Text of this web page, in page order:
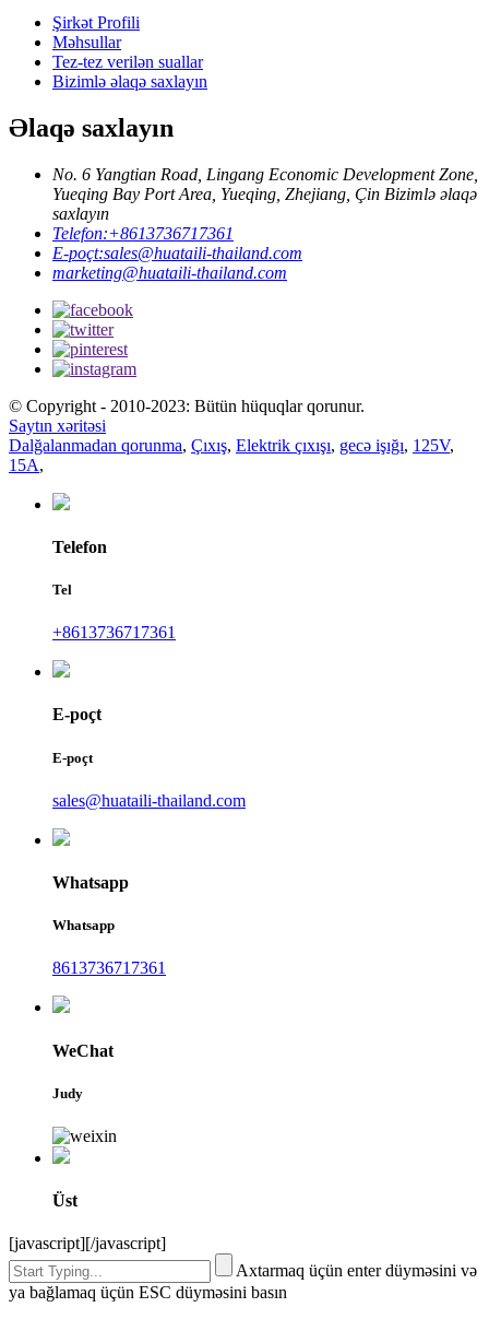
Şirkət Profili
Məhsullar
Tez-tez verilən suallar
Bizimlə əlaqə saxlayın
Əlaqə saxlayın
No. 6 Yangtian Road, Lingang Economic Development Zone,
Yueqing Bay Port Area, Yueqing, Zhejiang, Çin Bizimlə əlaqə
saxlayın
Telefon:+8613736717361
E-poçt:sales@huataili-thailand.com
marketing@huataili-thailand.com
© Copyright - 2010-2023: Bütün hüquqlar qorunur.
Saytın xəritəsi
Dalğalanmadan qorunma, Çıxış, Elektrik çıxışı, gecə işığı, 125V,
15A,
Telefon
Tel
+8613736717361
E-poçt
E-poçt
sales@huataili-thailand.com
Whatsapp
Whatsapp
8613736717361
WeChat
Judy
Üst
[javascript] [/javascript]
Axtarmaq üçün enter düyməsini və
ya bağlamaq üçün ESC düyməsini basın